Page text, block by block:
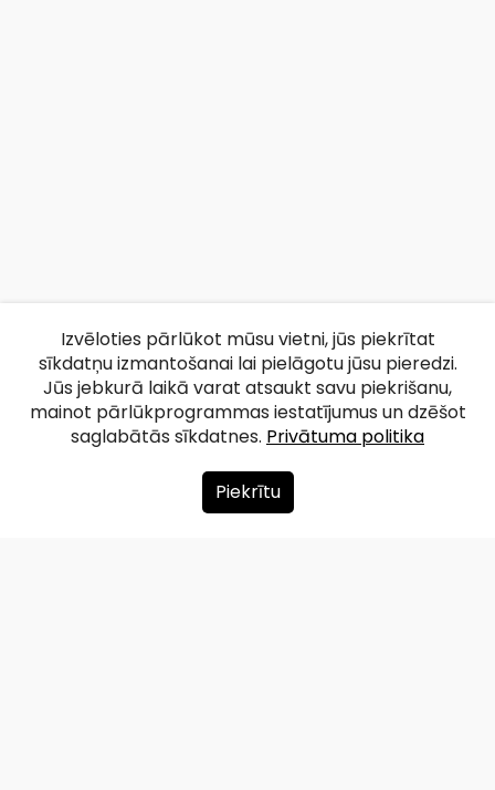
Par mums
Izvēloties pārlūkot mūsu vietni, jūs piekrītat
sīkdatņu izmantošanai lai pielāgotu jūsu pieredzi.
Jūs jebkurā laikā varat atsaukt savu piekrišanu,
mainot pārlūkprogrammas iestatījumus un dzēšot
saglabātās sīkdatnes. Privātuma politika
Piekrītu